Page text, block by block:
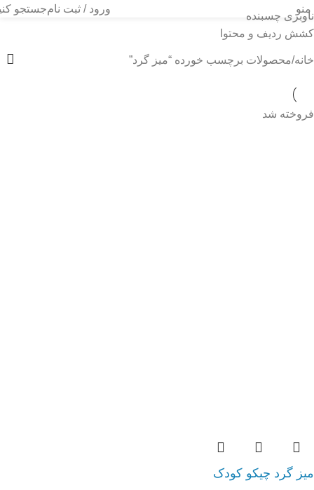
ناوبری چسبنده
کشش ردیف و محتوا
منو ورود / ثبت نامجستجو
میز گرد
خانه محصولات برچسب خورده “میز گرد”
فروخته شد
میز گرد چیکو کودک